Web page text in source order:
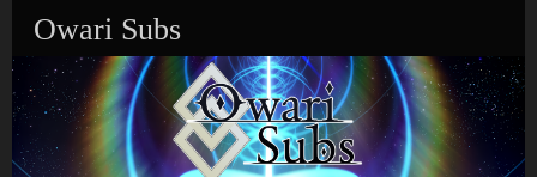
2
2
3
2
2
2
COMMENTS-
2
Owari Subs